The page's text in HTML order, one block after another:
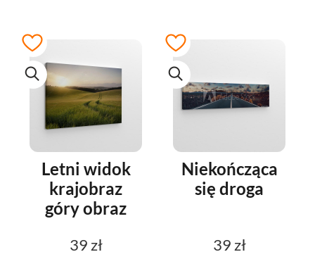
Letni widok
krajobraz
góry obraz
39 zł
Niekończąca
się droga
39 zł